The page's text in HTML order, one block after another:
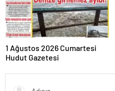
1 Ağustos 2026 Cumartesi
Hudut Gazetesi